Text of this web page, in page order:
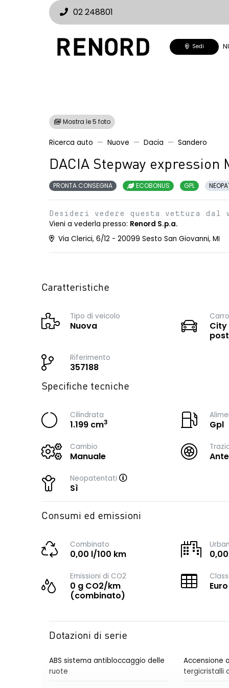
02 248801
Sedi
Mostra le 5 foto
Ricerca auto Nuove Dacia Sandero
DACIA Stepway expression
PRONTA CONSEGNA ECOBONUS GPL
Desideri vedere questa vettura dal
Vieni a vederla presso: Renord S.p.a.
Via Clerici, 6/12 - 20099 Sesto San Giovanni, MI
Caratteristiche
Tipo di veicolo
Nuova
City
Riferimento
357188
Specifiche tecniche
Cilindrata
1.199 cm3 Gpl
Cambio
Manuale
Neopatentati
Sì
Consumi ed emissioni
Combinato
0,00 l/100 km
Emissioni di CO2
0 g CO2/km
(combinato)
Dotazioni di serie
ABS sistema antibloccaggio delle
ruote
Accensione
tergicristalli